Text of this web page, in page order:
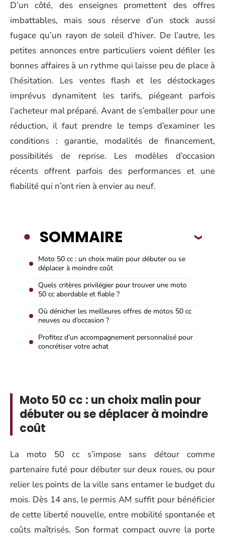
D’un côté, des enseignes promettent des offres
imbattables, mais sous réserve d’un stock aussi
fugace qu’un rayon de soleil d’hiver. De l’autre, les
petites annonces entre particuliers voient défiler les
bonnes affaires à un rythme qui laisse peu de place à
l’hésitation. Les ventes flash et les déstockages
imprévus dynamitent les tarifs, piégeant parfois
l’acheteur mal préparé. Avant de s’emballer pour une
réduction, il faut prendre le temps d’examiner les
conditions : garantie, modalités de financement,
possibilités de reprise. Les modèles d’occasion
récents offrent parfois des performances et une
fiabilité qui n’ont rien à envier au neuf.
SOMMAIRE
Moto 50 cc : un choix malin pour débuter ou se
déplacer à moindre coût
Quels critères privilégier pour trouver une moto
50 cc abordable et fiable ?
Où dénicher les meilleures offres de motos 50 cc
neuves ou d’occasion ?
Profitez d’un accompagnement personnalisé pour
concrétiser votre achat
Moto 50 cc : un choix malin pour
débuter ou se déplacer à moindre
coût
La moto 50 cc s’impose sans détour comme
partenaire futé pour débuter sur deux roues, ou pour
relier les points de la ville sans entamer le budget du
mois. Dès 14 ans, le permis AM suffit pour bénéficier
de cette liberté nouvelle, entre mobilité spontanée et
coûts maîtrisés. Son format compact ouvre la porte